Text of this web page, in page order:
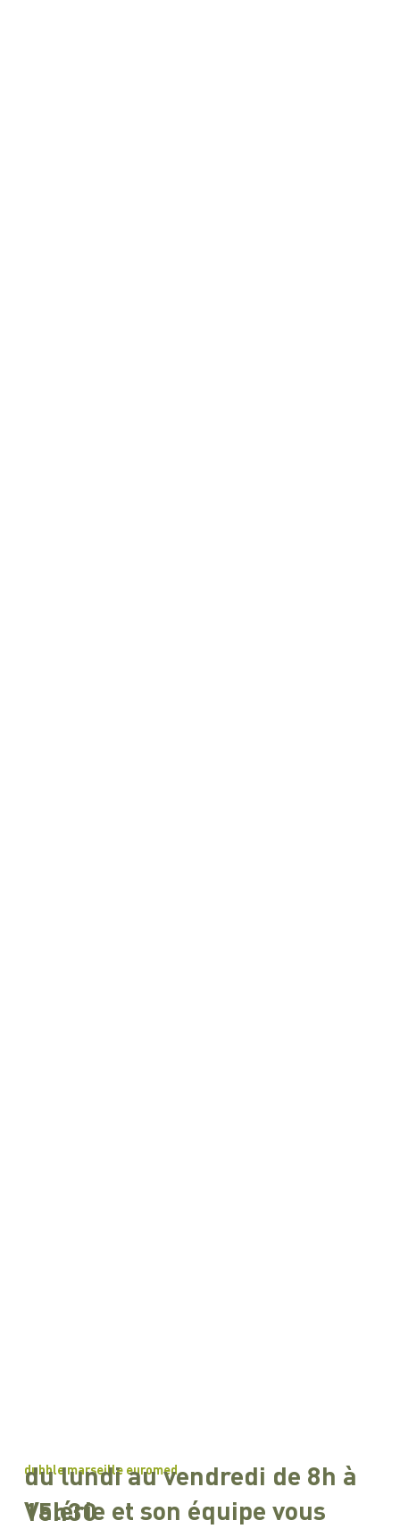
dubble marseille euromed
Valérie et son équipe vous
du lundi au vendredi de 8h à
15h30